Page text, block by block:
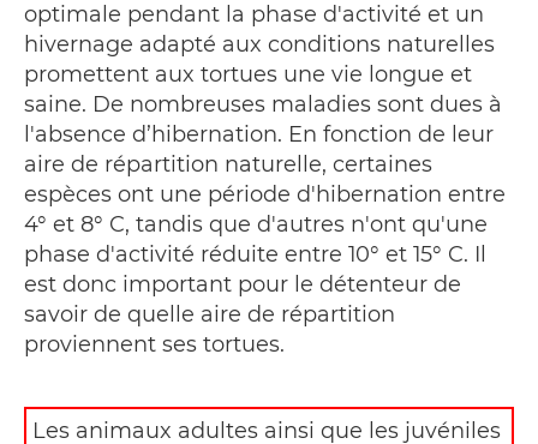
optimale pendant la phase d'activité et un
hivernage adapté aux conditions naturelles
promettent aux tortues une vie longue et
saine. De nombreuses maladies sont dues à
l'absence d’hibernation. En fonction de leur
aire de répartition naturelle, certaines
espèces ont une période d'hibernation entre
4° et 8° C, tandis que d'autres n'ont qu'une
phase d'activité réduite entre 10° et 15° C. Il
est donc important pour le détenteur de
savoir de quelle aire de répartition
proviennent ses tortues.
Les animaux adultes ainsi que les juvéniles